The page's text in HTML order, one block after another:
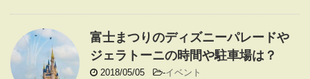
富士まつりのディズニーパレードや
ジェラトーニの時間や駐車場は？
2018/05/05 -イベント